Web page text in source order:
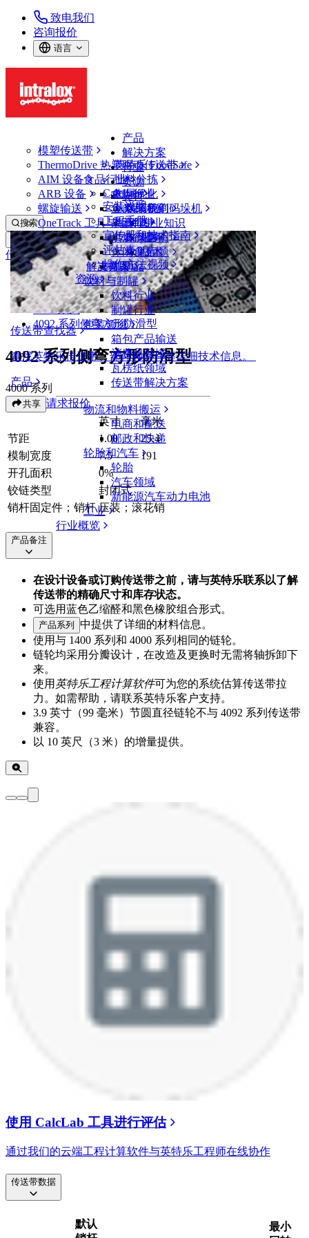
致电我们
咨询报价
语言
产品
模塑传送带
ThermoDrive 热塑驱动传送带
AIM 设备
ARB 设备
螺旋输送
OneTrack 工具与组件
传送带查找器
查找英特乐传送带、部件和附件等详细技术信息。
产品
解决方案
英特乐 FoodSafe
批料分拣
布局优化
从包装机到码垛机
专业知识
服务
技术
解决方案
行业
食品行业
禽肉行业
鱼类和海鲜
果蔬行业
烘焙行业
休闲食品
乳制品
饮料与制罐
饮料行业
制罐行业
包装领域
箱包产品输送
消费品领域
瓦楞纸领域
传送带解决方案
物流和物料搬运
电商和配送
邮政和快递
轮胎和汽车
轮胎
汽车领域
新能源汽车动力电池
工业
行业概览
资源
CalcLab
安装说明
工程手册
宣传册和技术指南
评估表
操作方法视频
资源
支持
联系我们
保证
政策声明
常见问题
支持
搜索
打开菜单
传送带查找器
传送带查找器
模塑传送带
4000 系列
4092 系列侧弯方形防滑型
4092 系列侧弯方形防滑型
4000 系列
共享 请求报价
英寸
毫米
节距
1.00
25.4
模制宽度
7.5
191
开孔面积
0%
铰链类型
封闭式
销杆固定件；销杆 压装；滚花销
产品备注
在设计设备或订购传送带之前，请与英特乐联系以了解
传送带的精确尺寸和库存状态。
可选用蓝色乙缩醛和黑色橡胶组合形式。
产品系列
中提供了详细的材料信息。
使用与 1400 系列和 4000 系列相同的链轮。
链轮均采用分瓣设计，在改造及更换时无需将轴拆卸下
来。
使用 英特乐工程计算软件可为您的系统估算传送带拉
力。如需帮助，请联系英特乐客户支持。
3.9 英寸（99 毫米）节圆直径链轮不与 4092 系列传送带
兼容。
以 10 英尺（3 米）的增量提供。
使用 CalcLab 工具进行评估
通过我们的云端工程计算软件与英特乐工程师在线协作
传送带数据
默认
最小